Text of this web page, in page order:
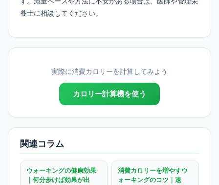
養士に相談してください。
実際に消費カロリーを計算してみよう
カロリー計算機を使う
関連コラム
ウォーキングの健康効果
｜何分歩けば効果が出
消費カロリーを増やすウ
ォーキングのコツ｜速